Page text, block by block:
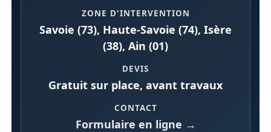
ZONE D'INTERVENTION
Savoie (73), Haute-Savoie (74), Isère
(38), Ain (01)
DEVIS
Gratuit sur place, avant travaux
CONTACT
Formulaire en ligne →